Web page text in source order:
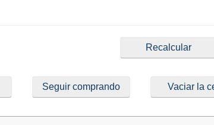
Seguir comprando Vaciar la